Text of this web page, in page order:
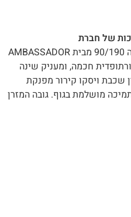
של חברת
מזרן MON במידה 90/190 מבית AMBASSADOR
חכמה, ומעניק שינה
שכבת ויסקו קירור מפנקת
מושלמת בגוף. גובה המזרן